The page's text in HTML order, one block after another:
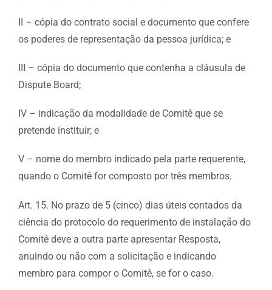
II – cópia do contrato social e documento que confere
os poderes de representação da pessoa jurídica; e
III – cópia do documento que contenha a cláusula de
Dispute Board;
IV – indicação da modalidade de Comitê que se
pretende instituir; e
V – nome do membro indicado pela parte requerente,
quando o Comitê for composto por três membros.
Art. 15. No prazo de 5 (cinco) dias úteis contados da
ciência do protocolo do requerimento de instalação do
Comitê deve a outra parte apresentar Resposta,
anuindo ou não com a solicitação e indicando
membro para compor o Comitê, se for o caso.